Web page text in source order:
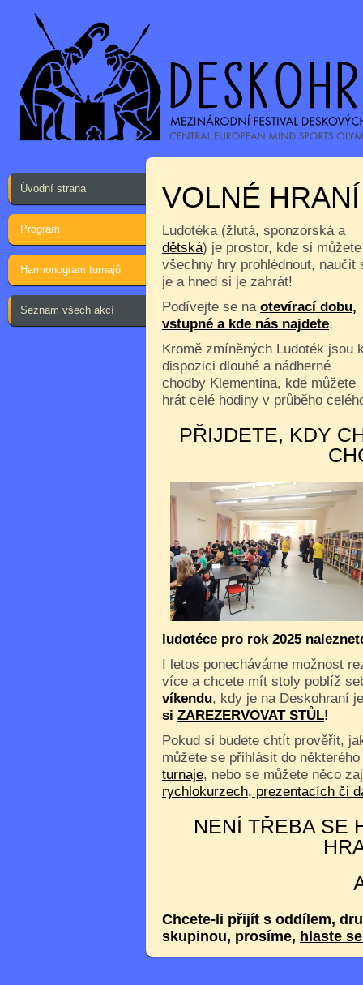
Úvodní strana
Program
Harmonogram turnajů
Seznam všech akcí
VOLNÉ
Ludotéka (žlutá, sponzorská a
dětská) je prostor, kde si můžete
všechny hry prohlédnout, naučit
je a hned si je zahrát!
Podívejte se na otevírací dobu,
vstupné a kde nás najdete.
Kromě zmíněných Ludoték jsou
dispozici dlouhé a nádherné
chodby Klementina, kde můžete
hrát celé hodiny v průběho
PŘIJDETE, KDY
ludotéce pro rok 2025
I letos ponecháváme možnost
více a chcete mít stoly poblíž
víkendu, kdy je na Deskohraní
si ZAREZERVOVAT STŮL!
Pokud si budete chtít prověřit,
můžete se přihlásit do
turnaje, nebo se můžete něco
rychlokurzech, prezentacích či
NENÍ TŘEBA SE
Chcete-li přijít s oddílem,
skupinou, prosíme, hlaste